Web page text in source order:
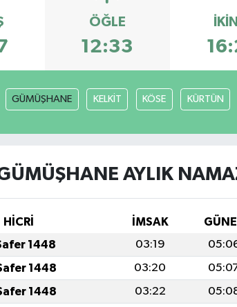
ÖĞLE
12:33
GÜMÜŞHANE KELKİT KÖSE KÜRTÜN
AYLIK
HİCRİ İMSAK
1448 03:19
1448 03:20
1448 03:22